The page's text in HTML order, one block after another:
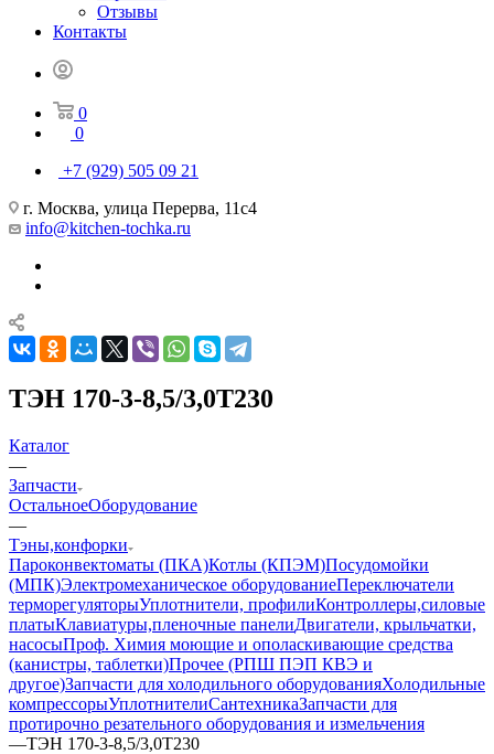
Отзывы
Контакты
0
0
+7 (929) 505 09 21
г. Москва, улица Перерва, 11с4
info@kitchen-tochka.ru
ТЭН 170-3-8,5/3,0Т230
Каталог
—
Запчасти
ОстальноеОборудование
—
Тэны,конфорки
Пароконвектоматы (ПКА)Котлы (КПЭМ)Посудомойки
(МПК)Электромеханическое оборудованиеПереключатели
терморегуляторыУплотнители, профилиКонтроллеры,силовые
платыКлавиатуры,пленочные панелиДвигатели, крыльчатки,
насосыПроф. Химия моющие и ополаскивающие средства
(канистры, таблетки)Прочее (РПШ ПЭП КВЭ и
другое)Запчасти для холодильного оборудованияХолодильные
компрессорыУплотнителиСантехникаЗапчасти для
протирочно резательного оборудования и измельчения
—ТЭН 170-3-8,5/3,0Т230